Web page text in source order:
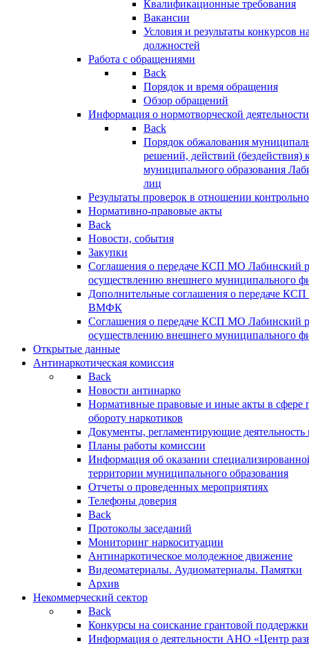
Квалификационные требования
Вакансии
Условия и результаты конкурсов
должностей
Работа с обращениями
Back
Порядок и время обращения
Обзор обращений
Информация о нормотворческой деятельности
Back
Порядок обжалования
решений, действий (бездействия)
муниципального образования
лиц
Результаты проверок в отношении
Нормативно-правовые акты
Back
Новости, события
Закупки
Соглашения о передаче КСП МО Лабинский
осуществлению внешнего муниципального
Дополнительные соглашения о передаче
ВМФК
Соглашения о передаче КСП МО Лабинский
осуществлению внешнего муниципального
Открытые данные
Антинаркотическая комиссия
Back
Новости антинарко
Нормативные правовые и иные акты в сфере
обороту наркотиков
Документы, регламентирующие деятельность
Планы работы комиссии
Информация об оказании
территории муниципального образования
Отчеты о проведенных мероприятиях
Телефоны доверия
Back
Протоколы заседаний
Мониторинг наркоситуации
Антинаркотическое молодежное движение
Видеоматериалы. Аудиоматериалы. Памятки
Архив
Некоммерческий сектор
Back
Конкурсы на соискание грантовой поддержки
Информация о деятельности АНО «Центр